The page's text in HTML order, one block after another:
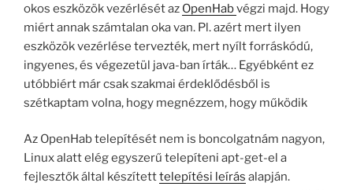
okos eszközök vezérlését az OpenHabvégzi majd. Hogy
miért annak számtalan oka van. Pl. azért mert ilyen
eszközök vezérlése tervezték, mert nyílt forráskódú,
ingyenes, és végezetül java-ban írták… Egyébként ez
utóbbiért már csak szakmai érdeklődésből is
szétkaptam volna, hogy megnézzem, hogy működik
Az OpenHab telepítését nem is boncolgatnám nagyon,
Linux alatt elég egyszerű telepíteni apt-get-el a
fejlesztők által készítetttelepítési leírás alapján.